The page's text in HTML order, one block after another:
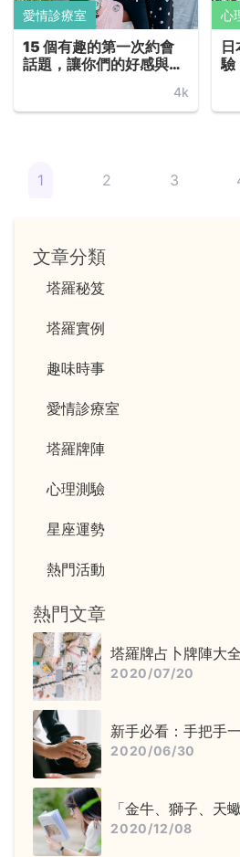
愛情診療室
15 個有趣的第一次約會
話題，讓你們的好感與愛
4k
心
驗
1 2 3
文章分類
塔羅秘笈
塔羅實例
趣味時事
愛情診療室
塔羅牌陣
心理測驗
星座運勢
熱門活動
熱門文章
塔羅牌占卜牌陣大
2020/07/20
新手必看：手把手
步驟——洗牌＋切
2020/06/30
「金牛、獅子、天
定星座，他們又該怎
2020/12/08